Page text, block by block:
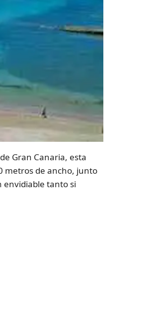
Gran Canaria, esta
metros de ancho, junto
envidiable tanto si